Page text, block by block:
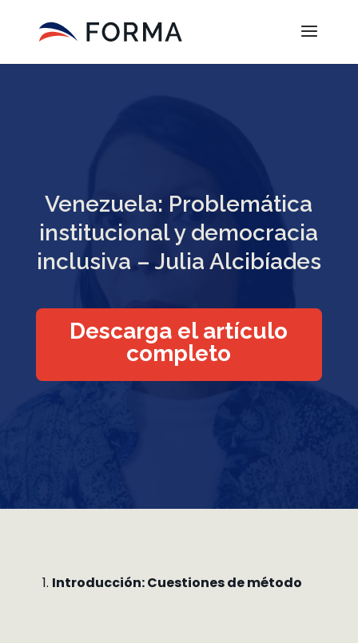
Venezuela: Problemática
institucional y democracia
inclusiva – Julia Alcibíades
Descarga el artículo
completo
Introducción: Cuestiones de método